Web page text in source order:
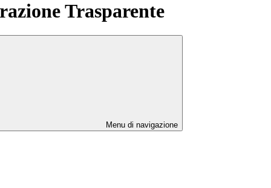
Trasparente
Menu di navigazione